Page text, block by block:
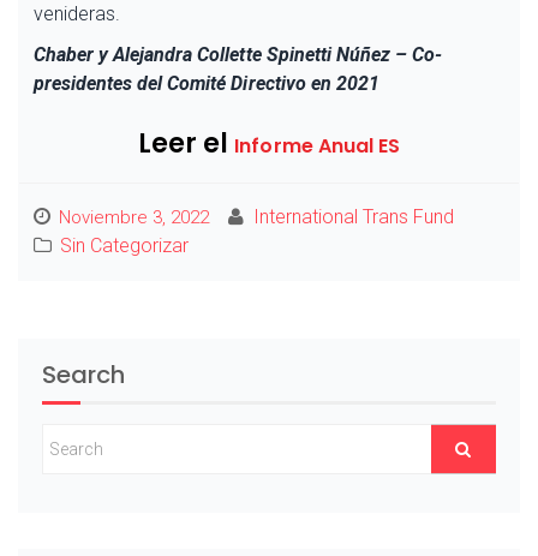
venideras.
Chaber y Alejandra Collette Spinetti Núñez – Co-
presidentes del Comité Directivo en 2021
Leer el Informe Anual ES
Noviembre 3, 2022
International Trans Fund
Sin Categorizar
Search